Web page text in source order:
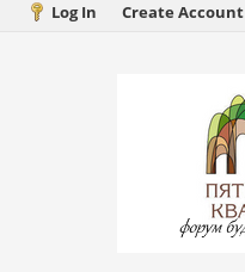
Log In Create Account